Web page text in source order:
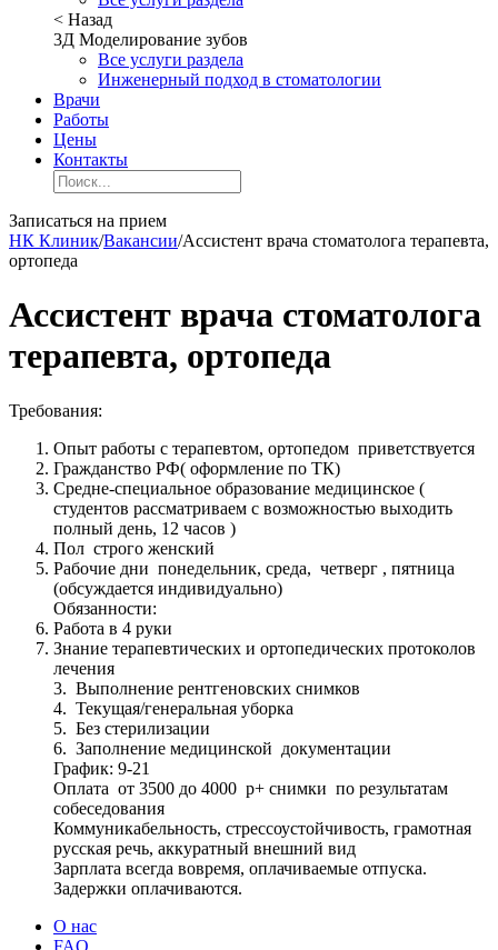
< Назад
3Д Моделирование зубов
Все услуги раздела
Инженерный подход в стоматологии
Врачи
Работы
Цены
Контакты
Записаться на прием
НК Клиник/Вакансии/Ассистент врача стоматолога терапевта,
ортопеда
Ассистент врача стоматолога
терапевта, ортопеда
Требования:
Опыт работы с терапевтом, ортопедом приветствуется
Гражданство РФ( оформление по ТК)
Средне-специальное образование медицинское (
студентов рассматриваем с возможностью выходить
полный день, 12 часов )
Пол строго женский
Рабочие дни понедельник, среда, четверг , пятница
(обсуждается индивидуально)
Обязанности:
Работа в 4 руки
Знание терапевтических и ортопедических протоколов
лечения
3. Выполнение рентгеновских снимков
4. Текущая/генеральная уборка
5. Без стерилизации
6. Заполнение медицинской документации
График: 9-21
Оплата от 3500 до 4000 р+ снимки по результатам
собеседования
Коммуникабельность, стрессоустойчивость, грамотная
русская речь, аккуратный внешний вид
Зарплата всегда вовремя, оплачиваемые отпуска.
Задержки оплачиваются.
О нас
FAQ